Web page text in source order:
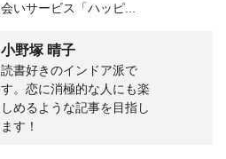
会いサービス「ハッピ...
小野塚 晴子
読書好きのインドア派で
す。恋に消極的な人にも楽
しめるような記事を目指し
ます！